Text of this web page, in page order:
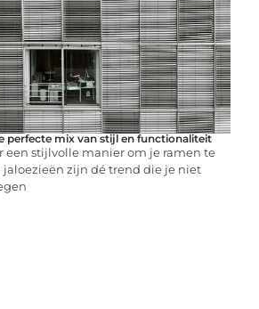
perfecte mix van stijl en functionaliteit
een stijlvolle manier om je ramen te
jaloezieën zijn dé trend die je niet